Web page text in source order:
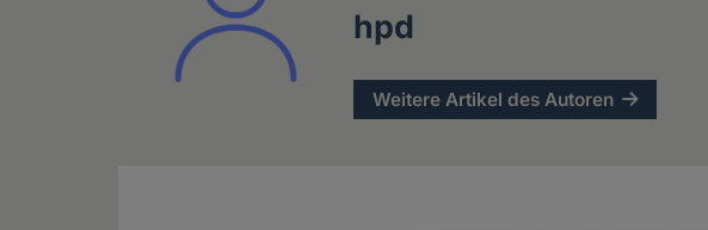
hpd
Weitere Artikel des Autoren